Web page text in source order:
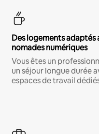
Des logements adaptés
nomades numériques
Vous êtes un
un séjour longue durée
espaces de travail